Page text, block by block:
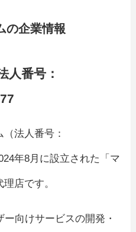
の企業情報
人番号：
法人番号：
年8月に設立された「マ
店です。
ー向けサービスの開発・